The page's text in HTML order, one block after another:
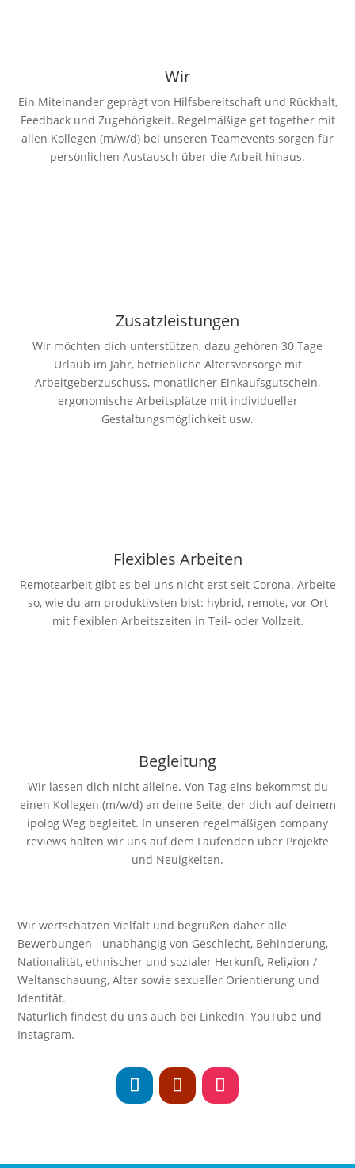
Wir
Ein Miteinander geprägt von Hilfsbereitschaft und Rückhalt,
Feedback und Zugehörigkeit. Regelmäßige get together mit
allen Kollegen (m/w/d) bei unseren Teamevents sorgen für
persönlichen Austausch über die Arbeit hinaus.
Zusatzleistungen
Wir möchten dich unterstützen, dazu gehören 30 Tage
Urlaub im Jahr, betriebliche Altersvorsorge mit
Arbeitgeberzuschuss, monatlicher Einkaufsgutschein,
ergonomische Arbeitsplätze mit individueller
Gestaltungsmöglichkeit usw.
Flexibles Arbeiten
Remotearbeit gibt es bei uns nicht erst seit Corona. Arbeite
so, wie du am produktivsten bist: hybrid, remote, vor Ort
mit flexiblen Arbeitszeiten in Teil- oder Vollzeit.
Begleitung
Wir lassen dich nicht alleine. Von Tag eins bekommst du
einen Kollegen (m/w/d) an deine Seite, der dich auf deinem
ipolog Weg begleitet. In unseren regelmäßigen company
reviews halten wir uns auf dem Laufenden über Projekte
und Neuigkeiten.
Wir wertschätzen Vielfalt und begrüßen daher alle
Bewerbungen - unabhängig von Geschlecht, Behinderung,
Nationalität, ethnischer und sozialer Herkunft, Religion /
Weltanschauung, Alter sowie sexueller Orientierung und
Identität.
Natürlich findest du uns auch bei LinkedIn, YouTube und
Instagram.